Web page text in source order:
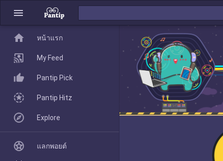
menu
home
Pantip Pick
home หน้าแรก
My Feed
Pantip Pick
Pantip Hitz
Explore
แลกพอยต์